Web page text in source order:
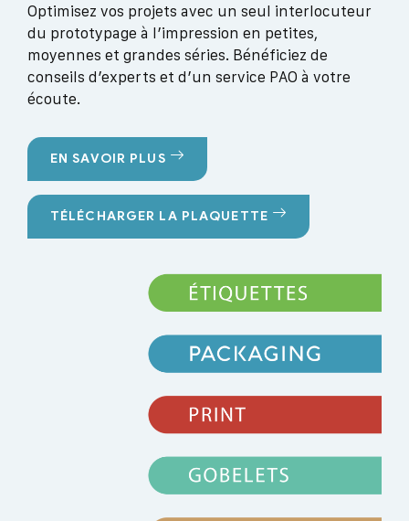
Optimisez vos projets avec un seul interlocuteur
du prototypage à l’impression en petites,
moyennes et grandes séries. Bénéficiez de
conseils d’experts et d’un service PAO à votre
écoute.
EN SAVOIR PLUS
TÉLÉCHARGER LA PLAQUETTE